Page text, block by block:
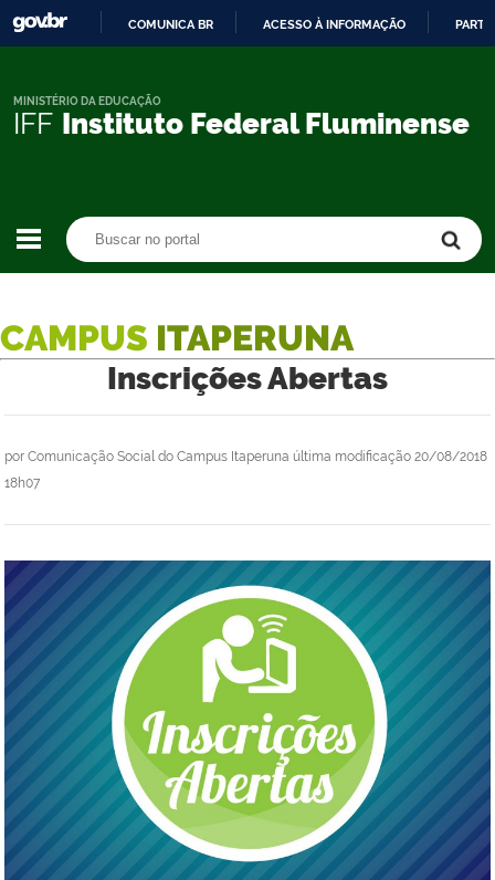
CONTEÚDO
COMUNICA BR ACESSO À INFORMAÇÃO
IFF Instituto Federal Fluminense
MINISTÉRIO DA EDUCAÇÃO
CAMPUS ITAPERUNA
Inscrições Abertas
por Comunicação Social do Campus Itaperuna última modificação 20/08/2018
18h07